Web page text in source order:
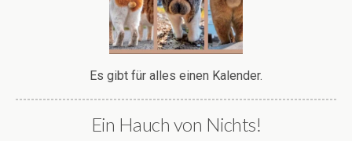
Es gibt für alles einen Kalender.
Ein Hauch von Nichts!